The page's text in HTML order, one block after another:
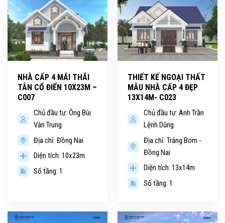
NHÀ CẤP 4 MÁI THÁI
TÂN CỔ ĐIỂN 10X23M –
C007
Chủ đầu tư: Ông Bùi
Vân Trung
Địa chỉ: Đồng Nai
Diện tích: 10x23m
Số tầng: 1
THIẾT KẾ NGOẠI THẤT
MẪU NHÀ CẤP 4 ĐẸP
13X14M- C023
Chủ đầu tư: Anh Trần
Lệnh Dũng
Địa chỉ: Trảng Bom -
Đồng Nai
Diện tích: 13x14m
Số tầng: 1